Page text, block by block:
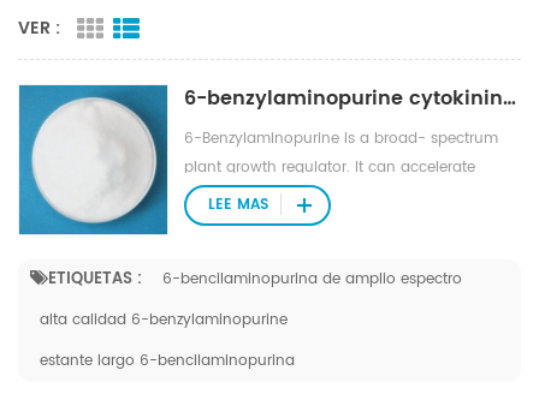
VER :
6-benzylaminopurine cytokinins 6-bap
6-Benzylaminopurine is a broad- spectrum
plant growth regulator. It can accelerate
growth of cell. When used with gibberellins,
fruit’s shape can be improved. 6-
effects: cell division; lateral bud emergence
(apples, oranges); basal shoot formation
fruit set (grapes, oranges, melons).
ETIQUETAS :
6-bencilaminopurina de amplio espectro
alta calidad 6-benzylaminopurine
estante largo 6-bencilaminopurina
LEE MAS